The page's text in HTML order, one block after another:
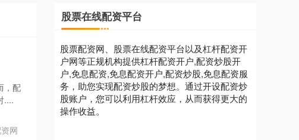
，配
....
网
股票在线配资平台
股票配资网、股票在线配资平台以及杠杆配资开
户网等正规机构提供杠杆配资开户,配资炒股开
户,免息配资,免息配资开户,配资炒股,免息配资服
务，助您实现配资炒股的梦想。通过开设配资炒
股账户，您可以利用杠杆效应，从而获得更大的
操作收益。